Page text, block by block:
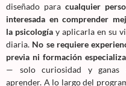
diseñado para cualquier
interesada en comprender
la psicología y aplicarla en su
diaria. No se requiere
previa ni formación
— solo curiosidad y ganas
aprender. A lo largo del